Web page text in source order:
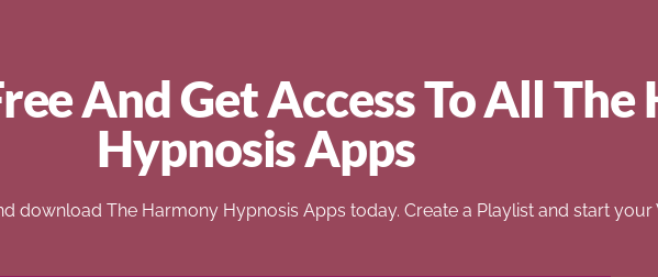
And Get Access To All
Hypnosis Apps
download The Harmony Hypnosis Apps today. Create a Playlist and start